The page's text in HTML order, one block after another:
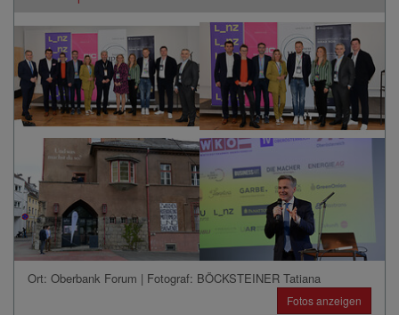
Ort: Oberbank Forum | Fotograf: BÖCKSTEINER Tatiana
Fotos anzeigen